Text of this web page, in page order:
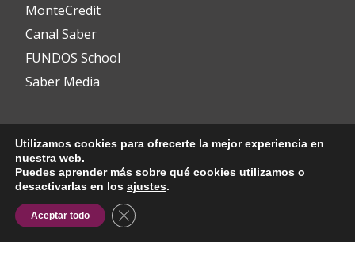
MonteCredit
Canal Saber
FUNDOS School
Saber Media
Contacto
info@fundos.es
Avenida del Padre Isla, 8
24002 León (España)
Utilizamos cookies para ofrecerte la mejor experiencia en
nuestra web.
Puedes aprender más sobre qué cookies utilizamos o
desactivarlas en los ajustes.
Aceptar todo CERRAR EL BANNER DE COOKIES